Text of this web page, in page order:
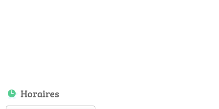
Horaires